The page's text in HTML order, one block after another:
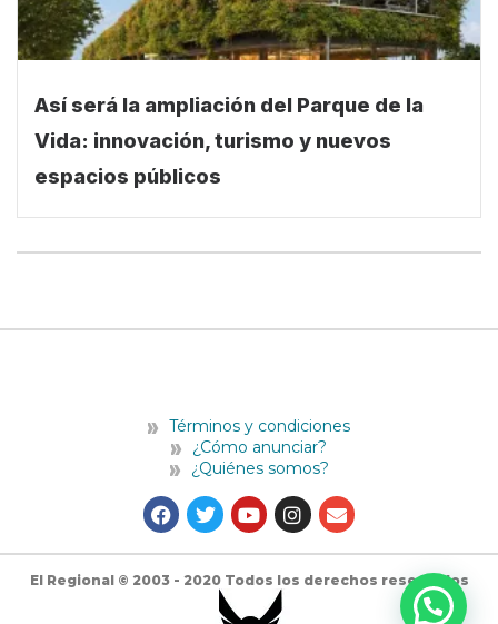
Así será la ampliación del Parque de la
Vida: innovación, turismo y nuevos
espacios públicos
Términos y condiciones
¿Cómo anunciar?
¿Quiénes somos?
a
c
e
b
o
w
i
t
t
e
o
u
t
u
b
n
s
t
g
n
v
e
o
El Regional © 2003 - 2020 Todos los derechos reservados